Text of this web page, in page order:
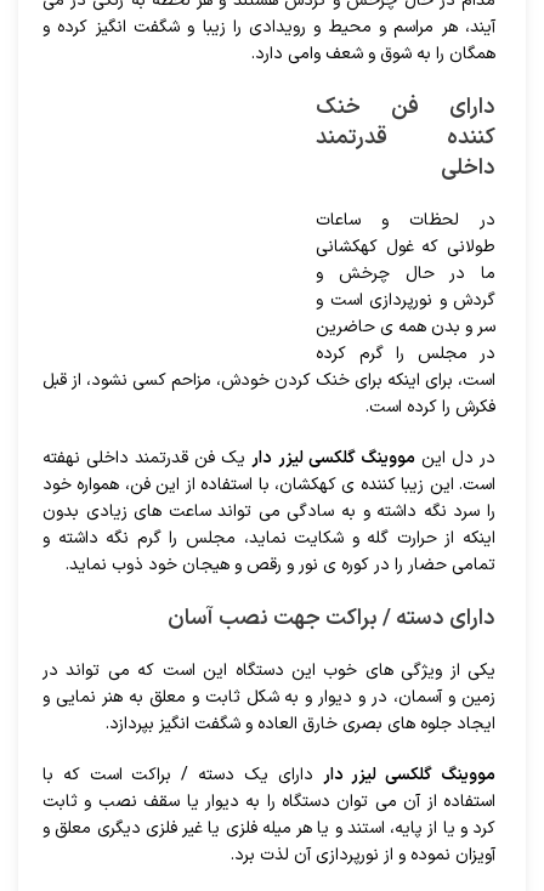
آیند، هر مراسم و محیط و رویدادی را زیبا و شگفت انگیز کرده و
همگان را به شوق و شعف وامی دارد.
دارای فن خنک
کننده قدرتمند
داخلی
در لحظات و ساعات
طولانی که غول کهکشانی
ما در حال چرخش و
گردش و نورپردازی است و
سر و بدن همه ی حاضرین
در مجلس را گرم کرده
است، برای اینکه برای خنک کردن خودش، مزاحم کسی نشود، از قبل
فکرش را کرده است.
در دل اینمووینگ گلکسی لیزر دار یک فن قدرتمند داخلی نهفته
است. این زیبا کننده ی کهکشان، با استفاده از این فن، همواره خود
را سرد نگه داشته و به سادگی می تواند ساعت های زیادی بدون
اینکه از حرارت گله و شکایت نماید، مجلس را گرم نگه داشته و
تمامی حضار را در کوره ی نور و رقص و هیجان خود ذوب نماید.
دارای دسته / براکت جهت نصب آسان
یکی از ویژگی های خوب این دستگاه این است که می تواند در
زمین و آسمان، در و دیوار و به شکل ثابت و معلق به هنر نمایی و
ایجاد جلوه های بصری خارق العاده و شگفت انگیز بپردازد.
مووینگ گلکسی لیزر دار دارای یک دسته / براکت است که با
استفاده از آن می توان دستگاه را به دیوار یا سقف نصب و ثابت
کرد و یا از پایه، استند و یا هر میله فلزی یا غیر فلزی دیگری معلق و
آویزان نموده و از نورپردازی آن لذت برد.